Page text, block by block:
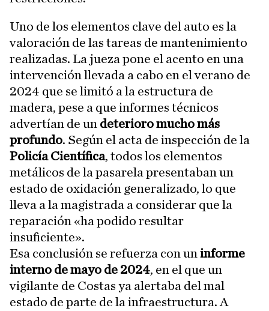
Uno de los elementos clave del auto es la
valoración de las tareas de mantenimiento
realizadas. La jueza pone el acento en una
intervención llevada a cabo en el verano de
2024 que se limitó a la estructura de
madera, pese a que informes técnicos
advertían de un deterioro mucho más
profundo. Según el acta de inspección de la
Policía Científica, todos los elementos
metálicos de la pasarela presentaban un
estado de oxidación generalizado, lo que
lleva a la magistrada a considerar que la
reparación «ha podido resultar
insuficiente».
Esa conclusión se refuerza con un informe
interno de mayo de 2024, en el que un
vigilante de Costas ya alertaba del mal
estado de parte de la infraestructura. A